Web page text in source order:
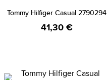
Tommy Hilfiger Casual 2790294
41,30 €